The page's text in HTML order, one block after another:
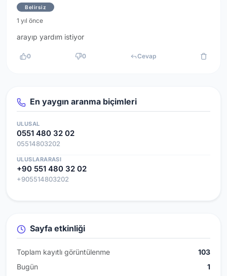
Belirsiz
1 yıl önce
arayıp yardım istiyor
0 0 Cevap
En yaygın aranma biçimleri
ULUSAL
0551 480 32 02
05514803202
ULUSLARARASI
+90 551 480 32 02
+905514803202
Sayfa etkinliği
Toplam kayıtlı görüntülenme
103
Bugün
1